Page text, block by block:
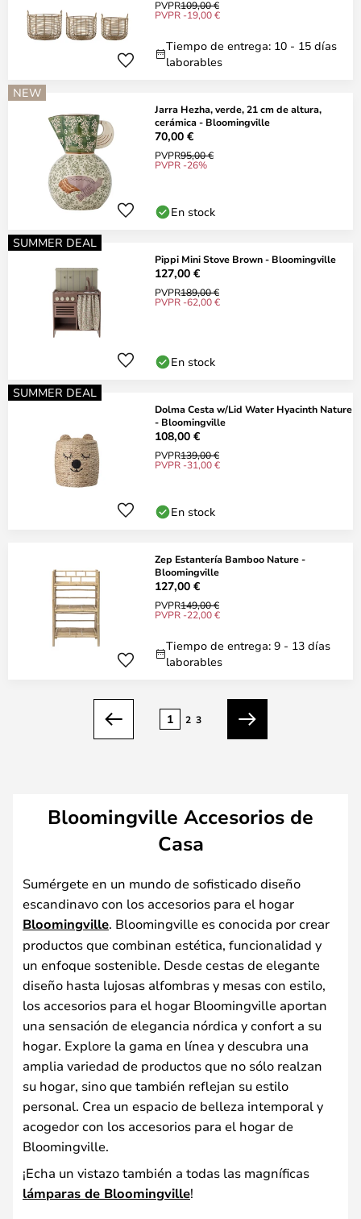
PVPR109,00 €
PVPR -19,00 €
Tiempo de entrega: 10 - 15 días
laborables
NEW
Jarra Hezha, verde, 21 cm de altura,
cerámica - Bloomingville
70,00 €
PVPR95,00 €
PVPR -26%
En stock
SUMMER DEAL
Pippi Mini Stove Brown - Bloomingville
127,00 €
PVPR189,00 €
PVPR -62,00 €
En stock
SUMMER DEAL
Dolma Cesta w/Lid Water Hyacinth Nature
- Bloomingville
108,00 €
PVPR139,00 €
PVPR -31,00 €
En stock
Zep Estantería Bamboo Nature -
Bloomingville
127,00 €
PVPR149,00 €
PVPR -22,00 €
Tiempo de entrega: 9 - 13 días
laborables
Anterior
1 2 3
Siguiente
Bloomingville Accesorios de
Casa
Sumérgete en un mundo de sofisticado diseño
escandinavo con los accesorios para el hogar
Bloomingville. Bloomingville es conocida por crear
productos que combinan estética, funcionalidad y
un enfoque sostenible. Desde cestas de elegante
diseño hasta lujosas alfombras y mesas con estilo,
los accesorios para el hogar Bloomingville aportan
una sensación de elegancia nórdica y confort a su
hogar. Explore la gama en línea y descubra una
amplia variedad de productos que no sólo realzan
su hogar, sino que también reflejan su estilo
personal. Crea un espacio de belleza intemporal y
acogedor con los accesorios para el hogar de
Bloomingville.
¡Echa un vistazo también a todas las magníficas
lámparas de Bloomingville!